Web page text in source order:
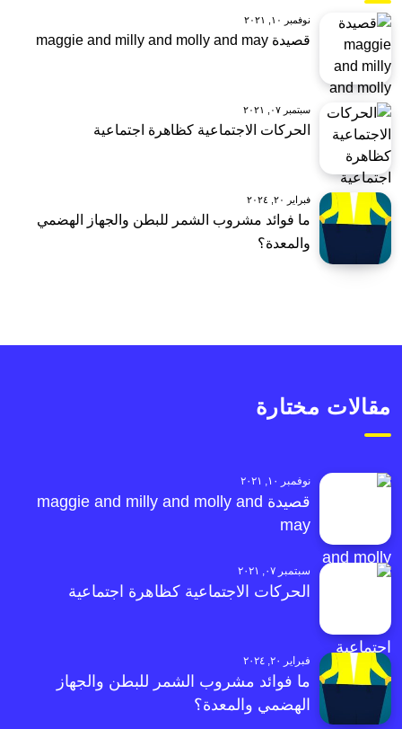
نوفمبر ١٠, ٢٠٢١
قصيدة maggie and milly and molly and may
سبتمبر ٠٧, ٢٠٢١
الحركات الاجتماعية كظاهرة اجتماعية
فبراير ٢٠, ٢٠٢٤
ما فوائد مشروب الشمر للبطن والجهاز الهضمي
والمعدة؟
مقالات مختارة
نوفمبر ١٠, ٢٠٢١
قصيدة maggie and milly and molly and
may
سبتمبر ٠٧, ٢٠٢١
الحركات الاجتماعية كظاهرة اجتماعية
فبراير ٢٠, ٢٠٢٤
ما فوائد مشروب الشمر للبطن والجهاز
الهضمي والمعدة؟